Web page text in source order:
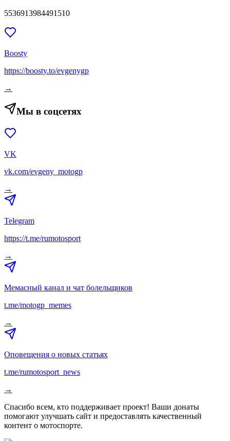
5536913984491510
Boosty
https://boosty.to/evgenygp
→
Мы в соцсетях
VK
vk.com/evgeny_motogp
→
Telegram
https://t.me/rumotosport
→
Мемасный канал и чат болельщиков
t.me/motogp_memes
→
Оповещения о новых статьях
t.me/rumotosport_news
→
Спасибо всем, кто поддерживает проект! Ваши донаты
помогают улучшать сайт и предоставлять качественный
контент о мотоспорте.